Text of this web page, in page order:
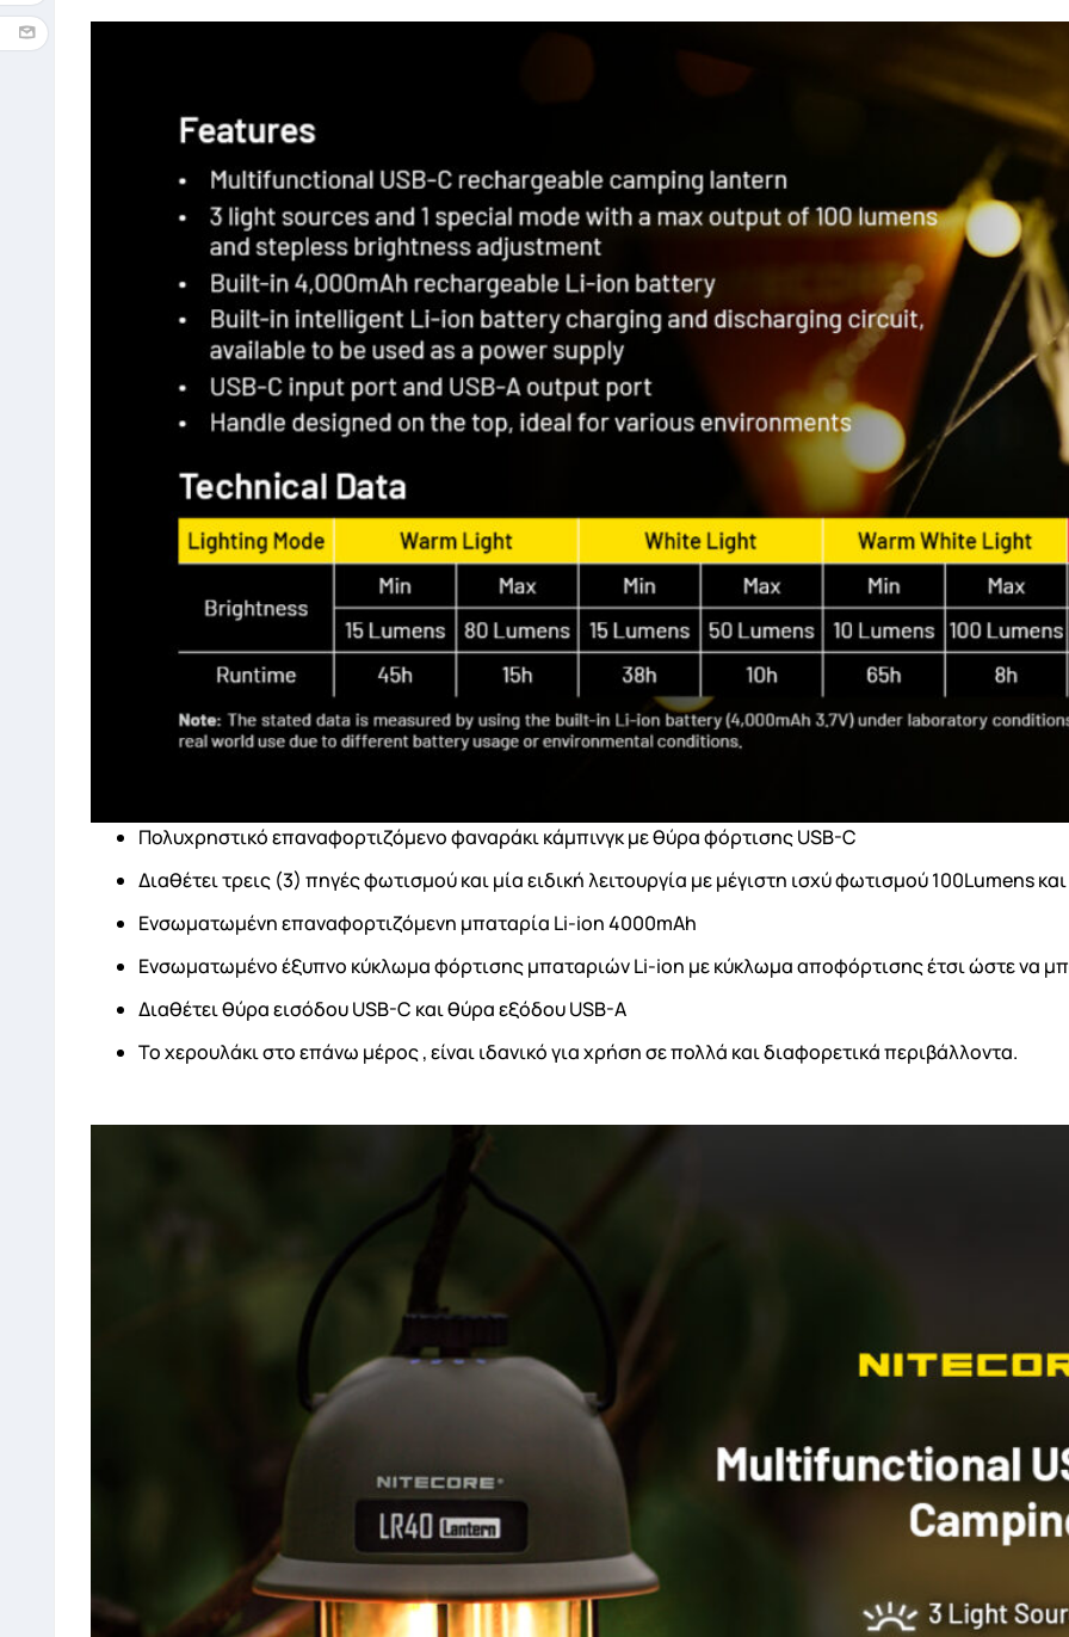
Πολυχρηστικό επαναφορτιζόμενο φαναράκι κάμπινγκ με θύρα φόρτισης USB-C
Διαθέτει τρεις (3) πηγές φωτισμού και μία ειδική λειτουργία με μέγιστη ισχύ φωτισμού 100Lumens
Ενσωματωμένη επαναφορτιζόμενη μπαταρία Li-ion 4000mAh
Ενσωματωμένο έξυπνο κύκλωμα φόρτισης μπαταριών Li-ion με κύκλωμα αποφόρτισης έτσι ώστε να
Διαθέτει θύρα εισόδου USB-C και θύρα εξόδου USB-A
Το χερουλάκι στο επάνω μέρος , είναι ιδανικό για χρήση σε πολλά και διαφορετικά περιβάλλοντα.
Ακύρωση Δημιουργία λίστα επιθυμητών